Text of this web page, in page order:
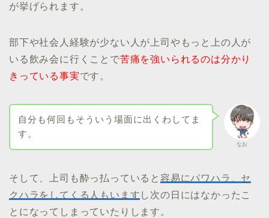
が挙げられます。
部下や社会人経験が少ない人が上司やもっと上の人が
いる飲み会に行くことで苦痛を強いられるのは分かり
きっている事実です。
なお
自分も何回もそういう場面に出くわしてま
す。
そして、上司も酔っ払っていると 容易にパワハラ、セ
クハラをしてくる人もいます し次の日にはなかったこ
とになってしまっていたりします。